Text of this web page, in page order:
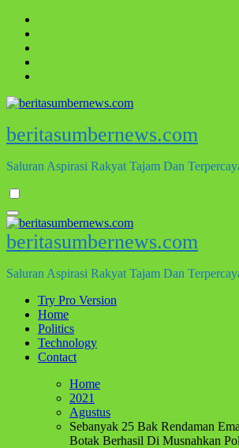
Skip
content
beritasumbernews.com
Saluran Aspirasi Rakyat Tajam Dan
beritasumbernews.com
Saluran Aspirasi Rakyat Tajam Dan
Try Pro Version
Home
Politics
Technology
Contact
Home
2021
Agustus
Sebanyak 25 Bak Rendaman
Botak Berhasil Di Musnahkan